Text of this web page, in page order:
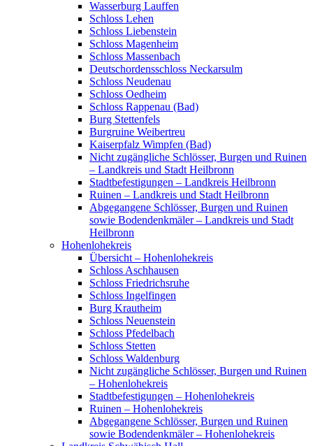
Wasserburg Lauffen
Schloss Lehen
Schloss Liebenstein
Schloss Magenheim
Schloss Massenbach
Deutschordensschloss Neckarsulm
Schloss Neudenau
Schloss Oedheim
Schloss Rappenau (Bad)
Burg Stettenfels
Burgruine Weibertreu
Kaiserpfalz Wimpfen (Bad)
Nicht zugängliche Schlösser, Burgen und Ruinen
– Landkreis und Stadt Heilbronn
Stadtbefestigungen – Landkreis Heilbronn
Ruinen – Landkreis und Stadt Heilbronn
Abgegangene Schlösser, Burgen und Ruinen
sowie Bodendenkmäler – Landkreis und Stadt
Heilbronn
Hohenlohekreis
Übersicht – Hohenlohekreis
Schloss Aschhausen
Schloss Friedrichsruhe
Schloss Ingelfingen
Burg Krautheim
Schloss Neuenstein
Schloss Pfedelbach
Schloss Stetten
Schloss Waldenburg
Nicht zugängliche Schlösser, Burgen und Ruinen
– Hohenlohekreis
Stadtbefestigungen – Hohenlohekreis
Ruinen – Hohenlohekreis
Abgegangene Schlösser, Burgen und Ruinen
sowie Bodendenkmäler – Hohenlohekreis